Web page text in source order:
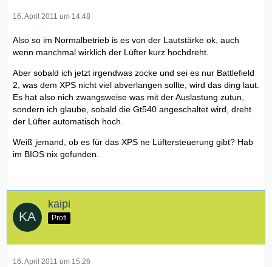
16. April 2011 um 14:48
Also so im Normalbetrieb is es von der Lautstärke ok, auch
wenn manchmal wirklich der Lüfter kurz hochdreht.
Aber sobald ich jetzt irgendwas zocke und sei es nur Battlefield
2, was dem XPS nicht viel abverlangen sollte, wird das ding laut.
Es hat also nich zwangsweise was mit der Auslastung zutun,
sondern ich glaube, sobald die Gt540 angeschaltet wird, dreht
der Lüfter automatisch hoch.
Weiß jemand, ob es für das XPS ne Lüftersteuerung gibt? Hab
im BIOS nix gefunden.
kaipi
Profi
16. April 2011 um 15:26